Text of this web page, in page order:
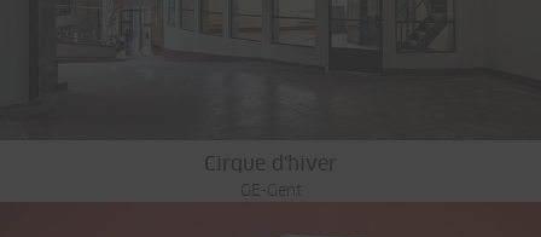
Cirque d'hiver
GE-Gent